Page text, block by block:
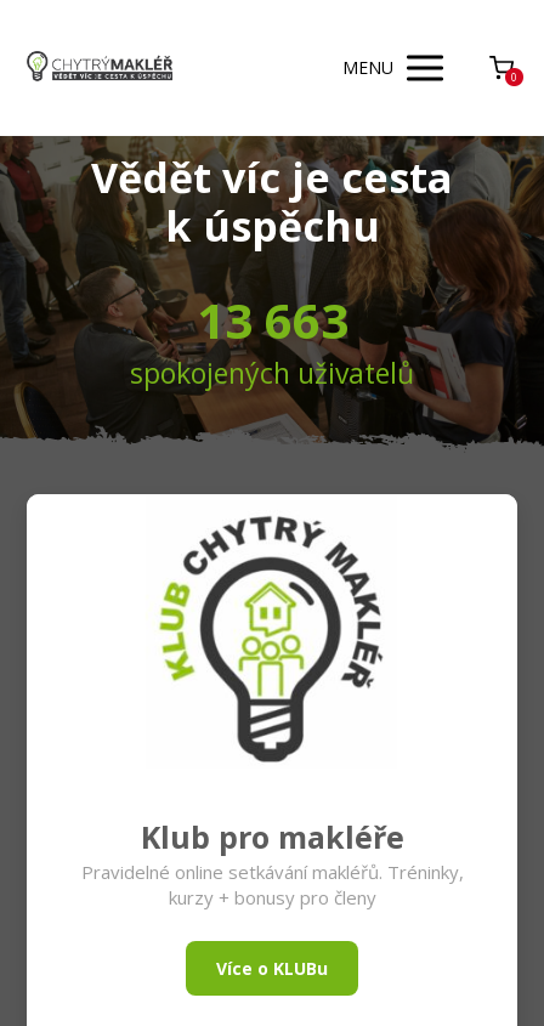
MENU 0
Vědět víc je cesta
k úspěchu
13 663
spokojených uživatelů
Klub pro makléře
Pravidelné online setkávání makléřů. Tréninky,
kurzy + bonusy pro členy
Více o KLUBu